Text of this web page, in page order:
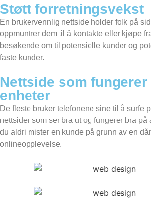
Støtt forretningsvekst
En brukervennlig nettside holder folk på
oppmuntrer dem til å kontakte eller kjøpe
besøkende om til potensielle kunder og
faste kunder.
Nettside som fungerer
enheter
De fleste bruker telefonene sine til å surfe
nettsider som ser bra ut og fungerer bra på
du aldri mister en kunde på grunn av en
onlineopplevelse.